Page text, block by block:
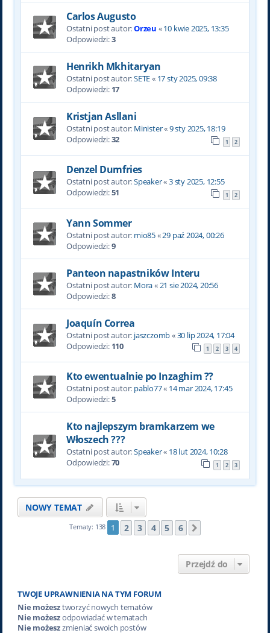
Carlos Augusto
Ostatni post autor:Orzeu «10 kwie 2025, 13:35
Odpowiedzi:3
Henrikh Mkhitaryan
Ostatni post autor:SETE« 17 sty 2025, 09:38
Odpowiedzi: 17
Kristjan Asllani
Ostatni post autor: Minister«9 sty 2025, 18:19
Odpowiedzi:32 1 2
Denzel Dumfries
Ostatni post autor:Speaker«3 sty 2025, 12:55
Odpowiedzi:51 1 2
Yann Sommer
Ostatni post autor: mio85«29 paź 2024, 00:26
Odpowiedzi:9
Panteon napastników Interu
Ostatni post autor: Mora«21 sie 2024, 20:56
Odpowiedzi:8
Joaquín Correa
Ostatni post autor: jaszczomb«30 lip 2024, 17:04
Odpowiedzi: 110 1 2 3 4
Kto ewentualnie po Inzaghim ??
Ostatni post autor: pablo77« 14 mar 2024, 17:45
Odpowiedzi:5
Kto najlepszym bramkarzem we
Włoszech ???
Ostatni post autor:Speaker« 18 lut 2024, 10:28
Odpowiedzi:70 1 2 3
NOWY TEMAT
Tematy: 138 1 2 3 4 5 6
Przejdź do
TWOJE UPRAWNIENIA NA TYM FORUM
Nie możesztworzyć nowych tematów
Nie możeszodpowiadać w tematach
Nie możeszzmieniać swoich postów